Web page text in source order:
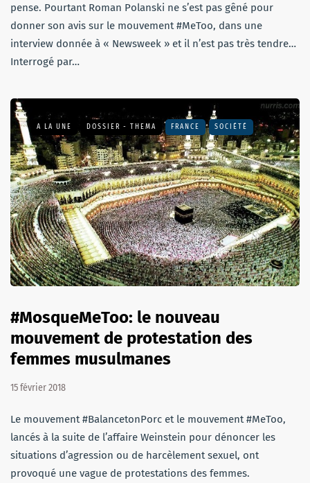
pense. Pourtant Roman Polanski ne s’est pas gêné pour
donner son avis sur le mouvement #MeToo, dans une
interview donnée à « Newsweek » et il n’est pas très tendre…
Interrogé par…
A LA UNE DOSSIER - THEMA FRANCE SOCIÉTÉ
#MosqueMeToo: le nouveau
mouvement de protestation des
femmes musulmanes
15 février 2018
Le mouvement #BalancetonPorc et le mouvement #MeToo,
lancés à la suite de l’affaire Weinstein pour dénoncer les
situations d’agression ou de harcèlement sexuel, ont
provoqué une vague de protestations des femmes.